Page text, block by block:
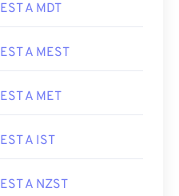
EST A MDT
EST A MEST
EST A MET
EST A IST
EST A NZST